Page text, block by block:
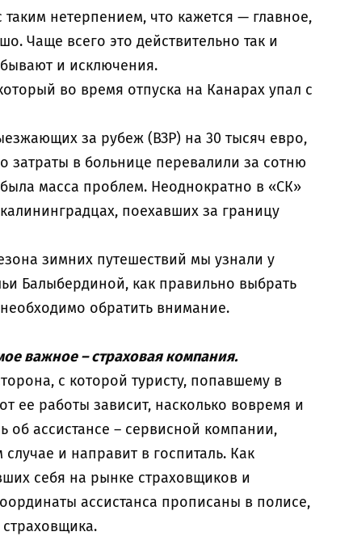
нетерпением, что кажется — главное,
Чаще всего это действительно так и
и исключения.
во время отпуска на Канарах упал с
за рубеж (ВЗР) на 30 тысяч евро,
затраты в больнице перевалили за сотню
масса проблем. Неоднократно в «СК»
поехавших за границу
зимних путешествий мы узнали у
Балыбердиной, как правильно выбрать
обратить внимание.
важное –страховая компания.
с которой туристу, попавшему в
ее работы зависит, насколько вовремя и
об ассистансе – сервисной компании,
и направит в госпиталь. Как
себя на рынке страховщиков и
ассистанса прописаны в полисе,